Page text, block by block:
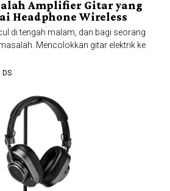
Amplifier Gitar yang
Headphone Wireless
di tengah malam, dan bagi seorang
Mencolokkan gitar elektrik ke
DS